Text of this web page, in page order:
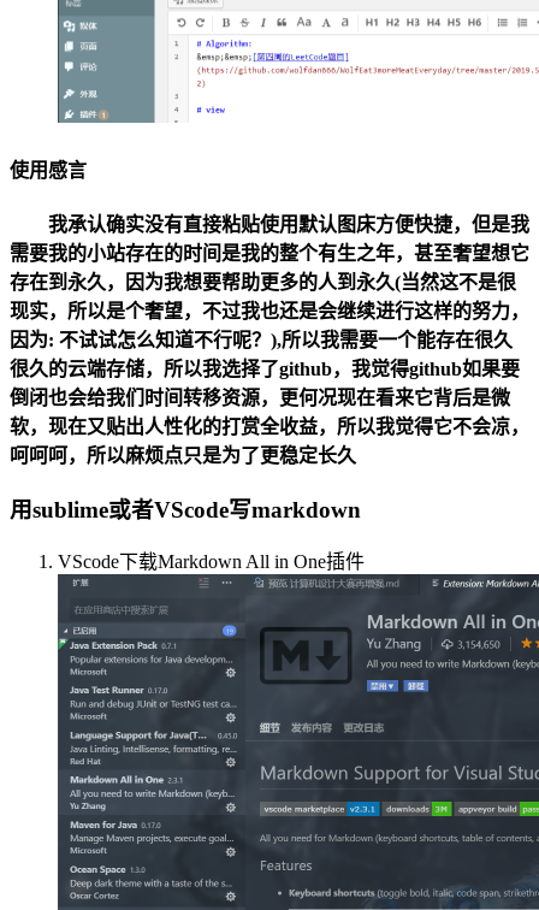
使用感言
我承认确实没有直接粘贴使用默认图床方便快捷，但是我
需要我的小站存在的时间是我的整个有生之年，甚至奢望想它
存在到永久，因为我想要帮助更多的人到永久(当然这不是很
现实，所以是个奢望，不过我也还是会继续进行这样的努力，
因为: 不试试怎么知道不行呢？),所以我需要一个能存在很久
很久的云端存储，所以我选择了github，我觉得github如果要
倒闭也会给我们时间转移资源，更何况现在看来它背后是微
软，现在又贴出人性化的打赏全收益，所以我觉得它不会凉，
呵呵呵，所以麻烦点只是为了更稳定长久
用sublime或者VScode写markdown
VScode下载Markdown All in One插件